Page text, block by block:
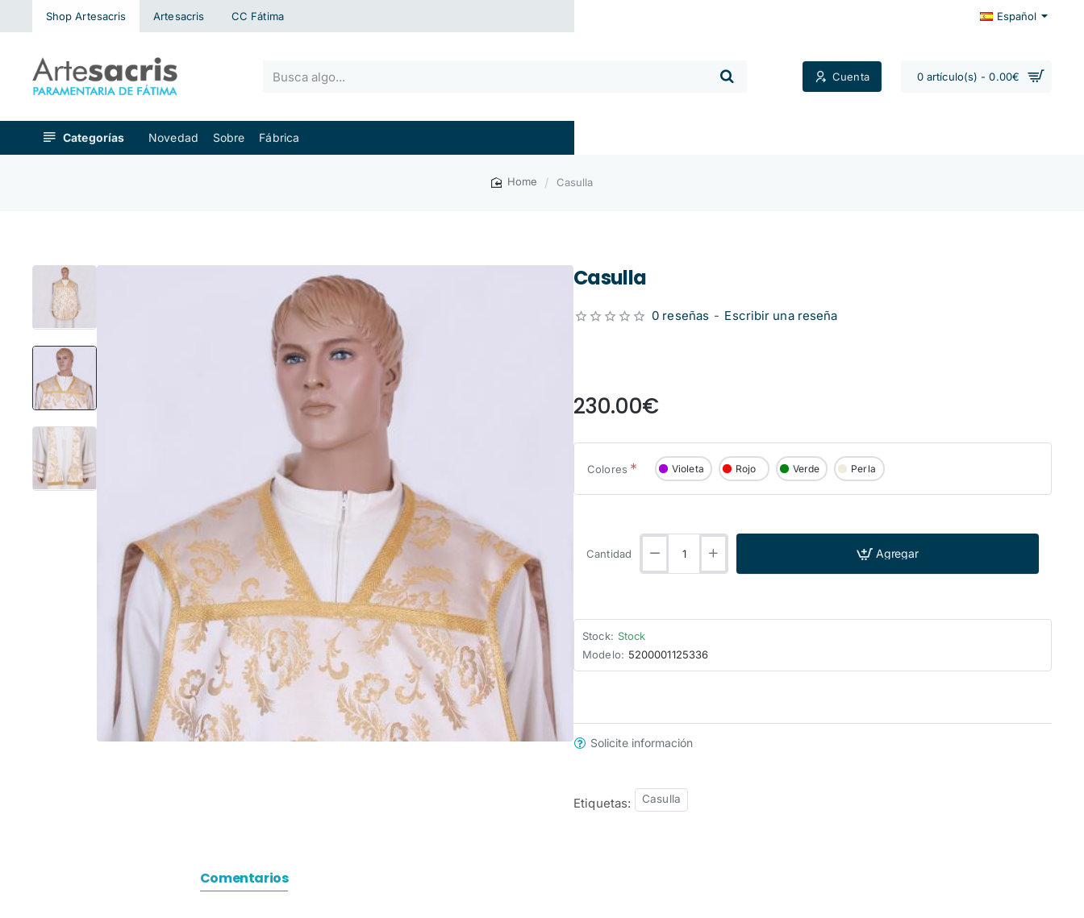
Shop Artesacris Artesacris CC Fátima Español
Busca
Cuenta 0 artículo(s) - 0.00€
Categorías Novedad Sobre Fábrica
Casulla
Casulla
Stock: Stock
Modelo: 5200001125336
0 reseñas - Escribir una reseña
230.00€
Colores Violeta Rojo Verde Perla
Cantidad Agregar
Solicite información
Etiquetas: Casulla
Comentarios